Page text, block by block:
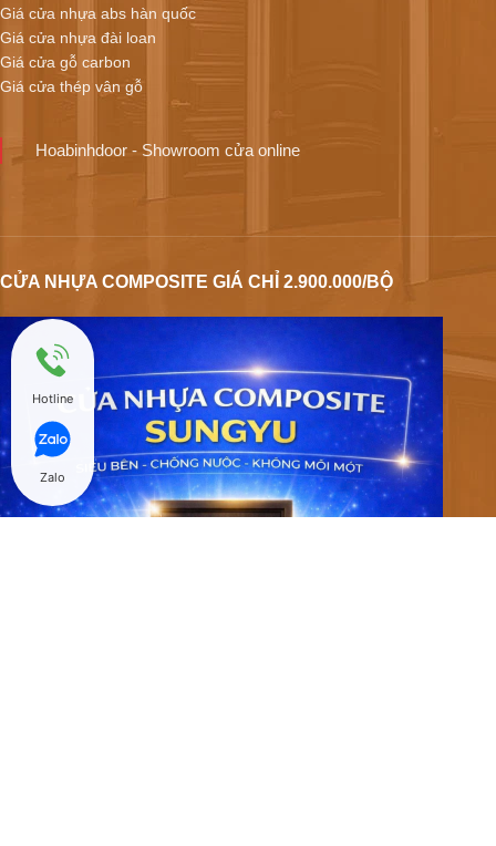
Giá cửa nhựa abs hàn quốc
Giá cửa nhựa đài loan
Giá cửa gỗ carbon
Giá cửa thép vân gỗ
Hoabinhdoor - Showroom cửa online
CỬA NHỰA COMPOSITE GIÁ CHỈ 2.900.000/BỘ
Hotline
Zalo